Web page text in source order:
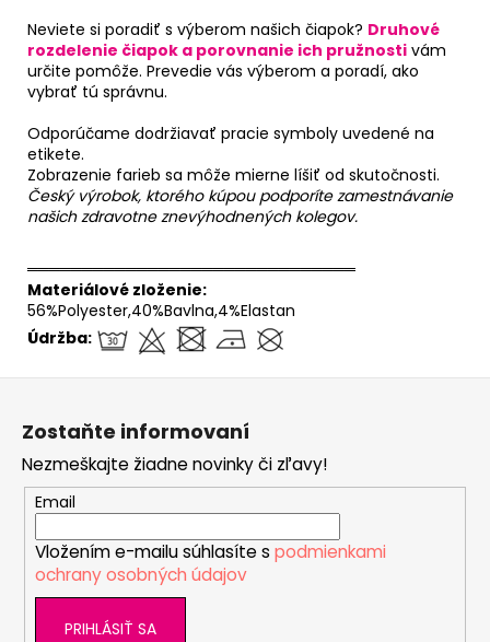
Neviete si poradiť s výberom našich čiapok? Druhové
rozdelenie čiapok a porovnanie ich pružnosti vám
určite pomôže. Prevedie vás výberom a poradí, ako
vybrať tú správnu.
Odporúčame dodržiavať pracie symboly uvedené na
etikete.
Zobrazenie farieb sa môže mierne líšiť od skutočnosti.
Český výrobok, ktorého kúpou podporíte zamestnávanie
našich zdravotne znevýhodnených kolegov.
══════════════════════════════
Materiálové zloženie:
56%Polyester,40%Bavlna,4%Elastan
Údržba:
Zostaňte informovaní
Nezmeškajte žiadne novinky či zľavy!
Email
Vložením e-mailu súhlasíte s podmienkami
ochrany osobných údajov
PRIHLÁSIŤ SA